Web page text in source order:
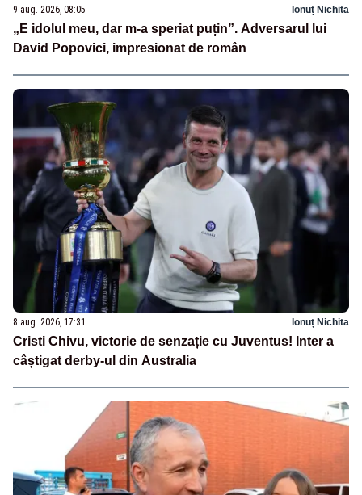
9 aug. 2026, 08:05 Ionuț Nichita
„E idolul meu, dar m-a speriat puțin”. Adversarul lui
David Popovici, impresionat de român
8 aug. 2026, 17:31 Ionuț Nichita
Cristi Chivu, victorie de senzație cu Juventus! Inter a
câștigat derby-ul din Australia